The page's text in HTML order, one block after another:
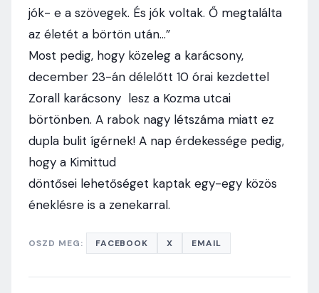
jók- e a szövegek. És jók voltak. Ő megtalálta
az életét a börtön után…”
Most pedig, hogy közeleg a karácsony,
december 23-án délelőtt 10 órai kezdettel
Zorall karácsony lesz a Kozma utcai
börtönben. A rabok nagy létszáma miatt ez
dupla bulit ígérnek! A nap érdekessége pedig,
hogy a Kimittud
döntősei lehetőséget kaptak egy-egy közös
éneklésre is a zenekarral.
OSZD MEG: FACEBOOK X EMAIL